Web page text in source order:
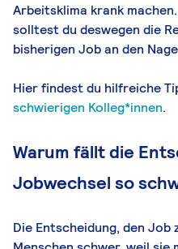
Arbeitsklima krank
solltest du deswegen die
bisherigen Job an den
Hier findest du hilfreiche
schwierigen Kolleg*innen.
Warum fällt die
Jobwechsel so
Die Entscheidung, den